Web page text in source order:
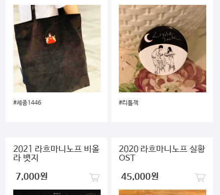
#세종1446 #리틀잭
2021 라흐마니노프 비올
라 뱃지
7,000원
2020 라흐마니노프 실황
OST
45,000원